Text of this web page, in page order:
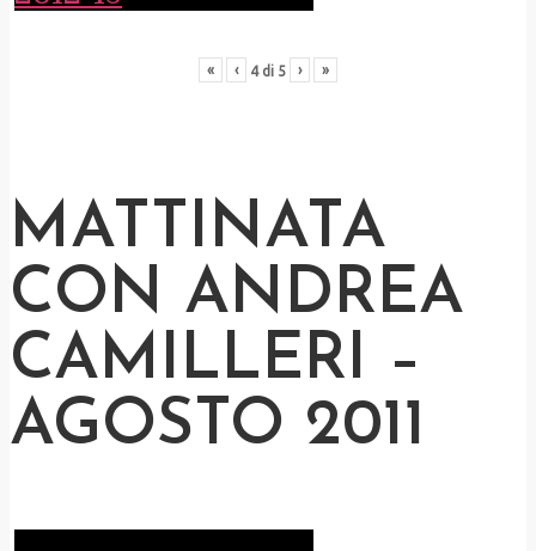
« ‹ 4di 5 › »
MATTINATA
CON ANDREA
CAMILLERI –
AGOSTO 2011